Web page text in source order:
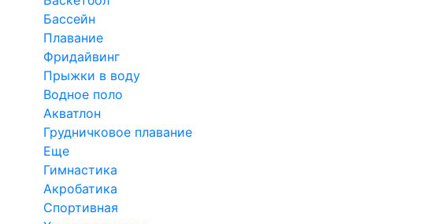
Бассейн
Плавание
Фридайвинг
Прыжки в воду
Водное поло
Акватлон
Грудничковое плавание
Еще
Гимнастика
Акробатика
Спортивная